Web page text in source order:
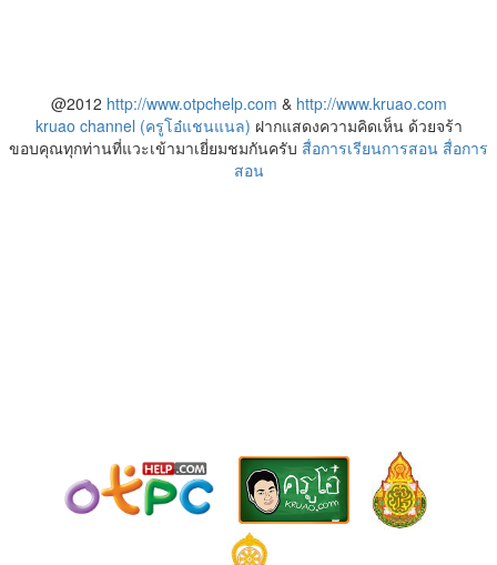
@2012 http://www.otpchelp.com & http://www.kruao.com
kruao channel (ครูโอ๋แชนแนล) ฝากแสดงความคิดเห็น ด้วยจร้า
ขอบคุณทุกท่านที่แวะเข้ามาเยี่ยมชมกันครับ สื่อการเรียนการสอน สื่อการ
สอน